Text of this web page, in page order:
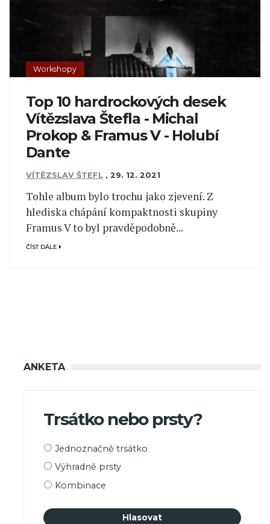
Workshopy
Top 10 hardrockových desek
Vítězslava Štefla - Michal
Prokop & Framus V - Holubí
Dante
VÍTĚZSLAV ŠTEFL , 29. 12. 2021
Tohle album bylo trochu jako zjevení. Z
hlediska chápání kompaktnosti skupiny
Framus V to byl pravděpodobně...
ČÍST DÁLE
ANKETA
Trsátko nebo prsty?
Možnosti
Jednoznačně trsátko
Výhradně prsty
Kombinace